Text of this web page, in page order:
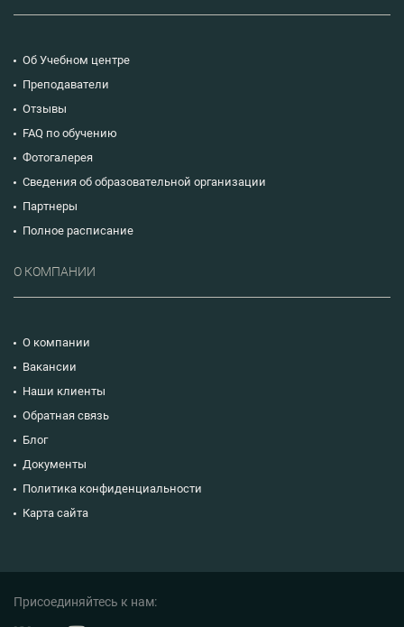
Об Учебном центре
Преподаватели
Отзывы
FAQ по обучению
Фотогалерея
Сведения об образовательной организации
Партнеры
Полное расписание
О КОМПАНИИ
О компании
Вакансии
Наши клиенты
Обратная связь
Блог
Документы
Политика конфиденциальности
Карта сайта
Присоединяйтесь к нам: